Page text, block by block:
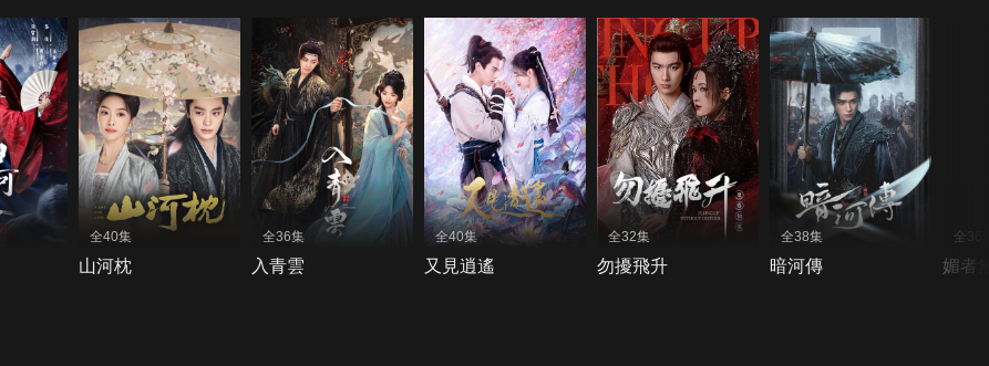
全40集
山河枕
全36集
入青雲
全40集
又見逍遙
全32集
勿擾飛升
全38集
暗河傳
全36
媚者